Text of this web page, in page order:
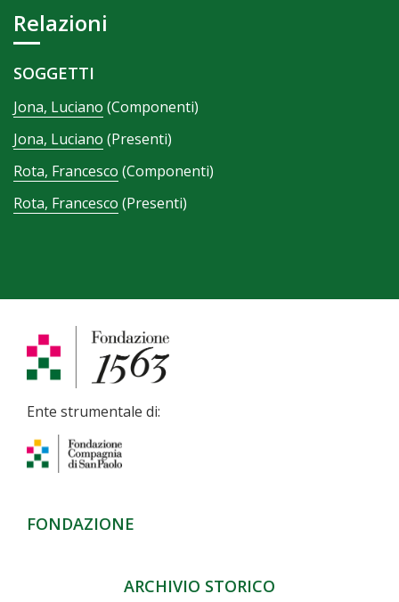
Relazioni
SOGGETTI
Jona, Luciano (Componenti)
Jona, Luciano (Presenti)
Rota, Francesco (Componenti)
Rota, Francesco (Presenti)
Ente strumentale di:
FONDAZIONE
ARCHIVIO STORICO